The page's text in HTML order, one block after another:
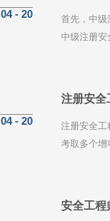
首先，中级
中级注册安
04 - 20
注册安全
注册安全工
考取多个增
04 - 20
安全工程